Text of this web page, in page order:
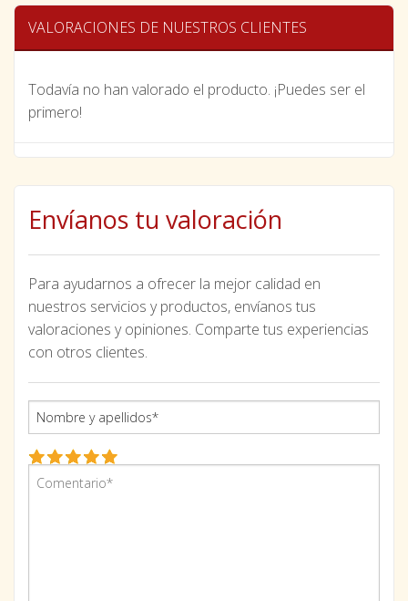
VALORACIONES DE NUESTROS CLIENTES
Todavía no han valorado el producto. ¡Puedes ser el
primero!
Envíanos tu valoración
Para ayudarnos a ofrecer la mejor calidad en
nuestros servicios y productos, envíanos tus
valoraciones y opiniones. Comparte tus experiencias
con otros clientes.